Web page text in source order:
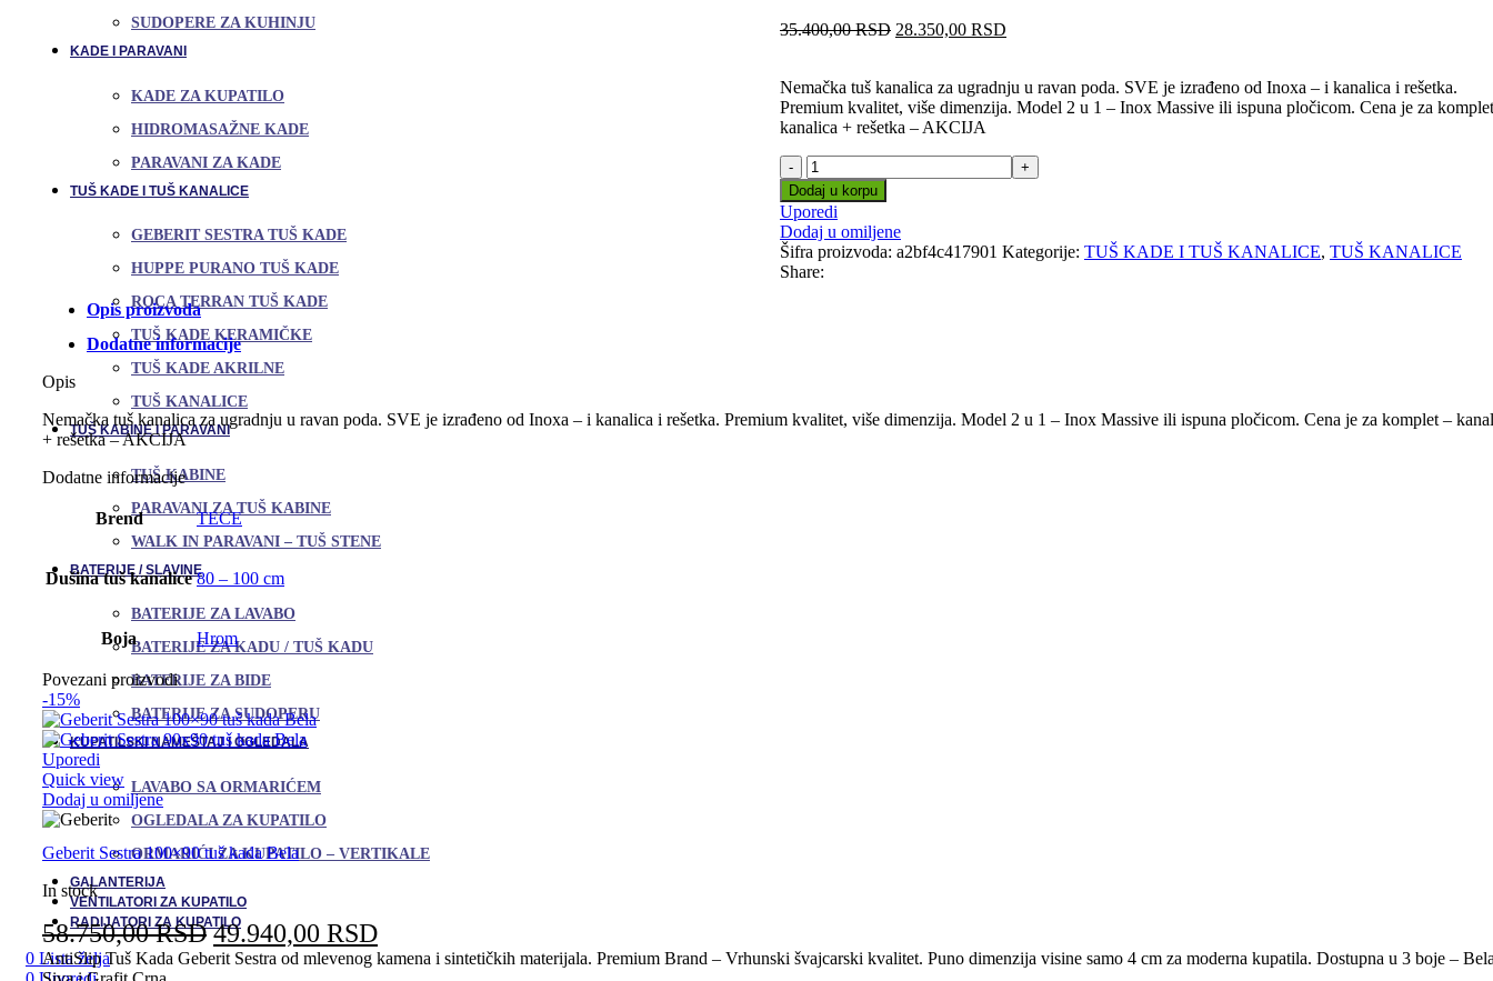
SUDOPERE ZA KUHINJU
KADE I PARAVANI
KADE ZA KUPATILO
HIDROMASAŽNE KADE
PARAVANI ZA KADE
TUŠ KADE I TUŠ KANALICE
GEBERIT SESTRA TUŠ KADE
HUPPE PURANO TUŠ KADE
ROCA TERRAN TUŠ KADE
TUŠ KADE KERAMIČKE
TUŠ KADE AKRILNE
TUŠ KANALICE
TUŠ KABINE I PARAVANI
TUŠ KABINE
PARAVANI ZA TUŠ KABINE
WALK IN PARAVANI – TUŠ STENE
BATERIJE / SLAVINE
BATERIJE ZA LAVABO
BATERIJE ZA KADU / TUŠ KADU
BATERIJE ZA BIDE
BATERIJE ZA SUDOPERU
KUPATILSKI NAMEŠTAJ I OGLEDALA
LAVABO SA ORMARIĆEM
OGLEDALA ZA KUPATILO
ORMARIĆI ZA KUPATILO – VERTIKALE
GALANTERIJA
VENTILATORI ZA KUPATILO
RADIJATORI ZA KUPATILO
0 Lista želja
35.400,00RSD Originalna
bila:
35.400,00 RSD.
28.350,00 RSD
28.350,00 RSD.
Nemačka tuš kanalica za ugradnju u ravan poda. SVE je izrađeno od Inoxa – i kanalica i rešetka.
Premium kvalitet, više dimenzija. Model 2 u 1 – Inox Massive ili ispuna pločicom. Cena je za
kanalica + rešetka – AKCIJA
Tuš
kanalice
TECE
Linus
2
u
1
Dodaj u korpu
Uporedi
Dodaj u omiljene
Šifra proizvoda: a2bf4c417901 Kategorije: TUŠ KADE I TUŠ KANALICE, TUŠ KANALICE
Share:
Opis proizvoda
Dodatne informacije
Opis
Nemačka tuš kanalica za ugradnju u ravan poda. SVE je izrađeno od Inoxa – i kanalica i rešetka. Premium kvalitet, više dimenzija. Model 2 u 1 – Inox Massive ili ispuna pločicom. Cena je za komplet –
+ rešetka – AKCIJA
Dodatne informacije
Brend TECE
Dušina tuš kanalice 80 – 100 cm
Boja Hrom
Povezani proizvodi
-15%
Uporedi
Quick view
Dodaj u omiljene
Geberit Sestra 100×90 tuš kada Bela
In stock
58.750,00RSDOriginalna
cena
49.940,00 RSDTrenutna
cena
AntiSlip Tuš Kada Geberit Sestra od mlevenog kamena i sintetičkih materijala. Premium Brand – Vrhunski švajcarski kvalitet. Puno dimenzija visine samo 4 cm za moderna kupatila. Dostupna u 3 boje –